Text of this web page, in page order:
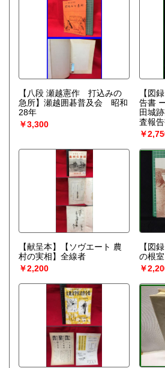
【八段 瀬越憲作 打込みの
急所】瀬越囲碁普及会 昭和
28年
￥3,300
【図
告書
田城
査報
会
￥
【献呈本】【ソヴエート 農
村の実相】全線者
￥2,200
【図
の根室
￥